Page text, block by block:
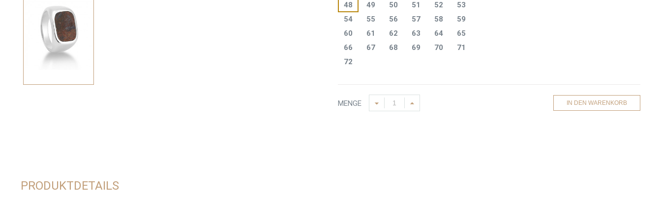
48
49 50 51 52
53
54
55 56 57 58
59
60
61 62 63 64
65
66
67 68 69 70
71
72
MENGE IN DEN WARENKORB
PRODUKTDETAILS